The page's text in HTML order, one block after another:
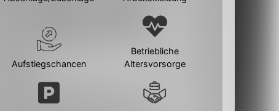
Aufstiegschancen
Betriebliche
Altersvorsorge